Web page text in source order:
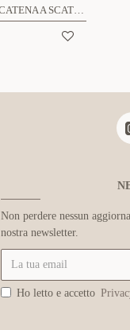
COLLANA LUNGA CATENA A SCATOLA CON MAGLIE RETTANGOLARI - SW26120C827
Non perdere nessun
nostra newsletter.
Ho letto e accetto